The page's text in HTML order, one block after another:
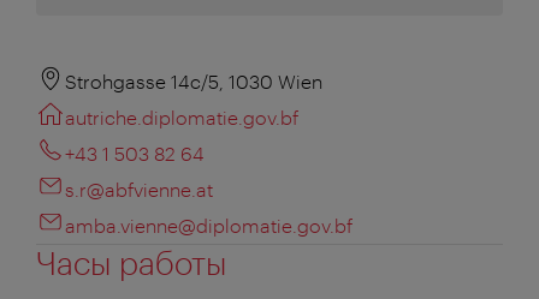
Strohgasse 14c/5, 1030 Wien
autriche.diplomatie.gov.bf
+43 1 503 82 64
s.r@abfvienne.at
amba.vienne@diplomatie.gov.bf
Часы работы